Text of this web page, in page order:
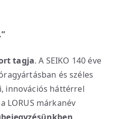
tagja. A SEIKO 140 éve
és széles
innovációs háttérrel
LORUS márkanév